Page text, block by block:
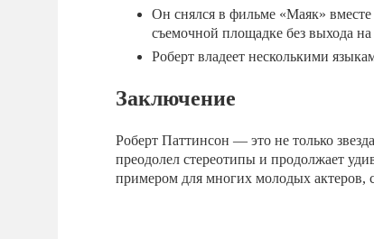
Он снялся в фильме «Маяк»
съемочной площадке без выхода на
Роберт владеет несколькими
Заключение
Роберт Паттинсон — это не только
преодолел стереотипы и продолжает
примером для многих молодых актеров,